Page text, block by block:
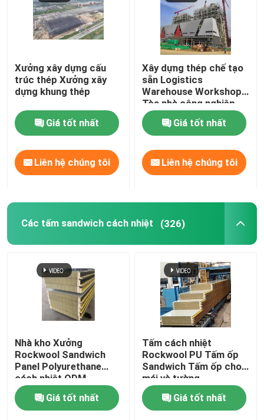
Xưởng xây dựng cấu
trúc thép Xưởng xây
dựng khung thép
Giá tốt nhất
Liên hệ chúng tôi
Xây dựng thép chế tạo
sẵn Logistics
Warehouse Workshop
Tòa nhà công nghiệp
Tòa nhà thương mại
Giá tốt nhất
Liên hệ chúng tôi
Các tấm sandwich cách nhiệt (326)
Nhà kho Xưởng
Rockwool Sandwich
Panel Polyurethane
cách nhiệt ODM
Giá tốt nhất
Tấm cách nhiệt
Rockwool PU Tấm ốp
Sandwich Tấm ốp cho
mái và tường
Giá tốt nhất